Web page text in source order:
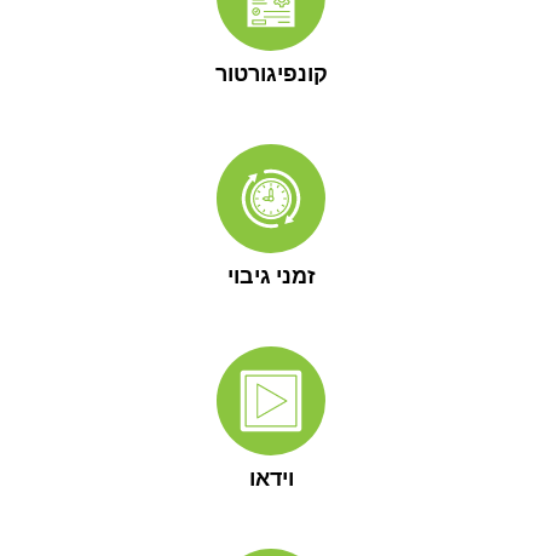
קונפיגורטור
זמני גיבוי
וידאו